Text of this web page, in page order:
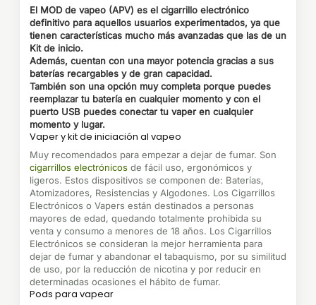
El MOD de vapeo (APV) es el cigarrillo electrónico
definitivo para aquellos usuarios experimentados, ya que
tienen características mucho más avanzadas que las de un
Kit de inicio.
Además, cuentan con una mayor potencia gracias a sus
baterías recargables y de gran capacidad.
También son una opción muy completa porque puedes
reemplazar tu batería en cualquier momento y con el
puerto USB puedes conectar tu vaper en cualquier
momento y lugar.
Vaper y kit de iniciación al vapeo
Muy recomendados para empezar a dejar de fumar. Son
cigarrillos electrónicos de fácil uso, ergonómicos y
ligeros. Estos dispositivos se componen de: Baterías,
Atomizadores, Resistencias y Algodones. Los Cigarrillos
Electrónicos o Vapers están destinados a personas
mayores de edad, quedando totalmente prohibida su
venta y consumo a menores de 18 años. Los Cigarrillos
Electrónicos se consideran la mejor herramienta para
dejar de fumar y abandonar el tabaquismo, por su similitud
de uso, por la reducción de nicotina y por reducir en
determinadas ocasiones el hábito de fumar.
Pods para vapear